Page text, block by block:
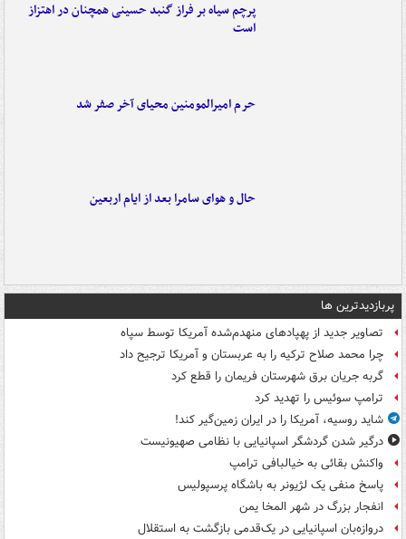
پرچم سیاه بر فراز گنبد حسینی همچنان در اهتزاز
است
حرم امیرالمومنین محیای آخر صفر شد
حال و هوای سامرا بعد از ایام اربعین
پربازدیدترین ها
تصاویر جدید از پهپادهای منهدم‌شده آمریکا توسط سپاه
چرا محمد صلاح ترکیه را به عربستان و آمریکا ترجیح داد
گربه جریان برق شهرستان فریمان را قطع کرد
ترامپ سوئیس را تهدید کرد
شاید روسیه، آمریکا را در ایران زمین‌گیر کند!
درگیر شدن گردشگر اسپانیایی با نظامی صهیونیست
واکنش بقائی به خیالبافی ترامپ
پاسخ منفی یک لژیونر به باشگاه پرسپولیس
انفجار بزرگ در شهر المخا یمن
دروازه‌بان اسپانیایی در یک‌قدمی بازگشت به استقلال